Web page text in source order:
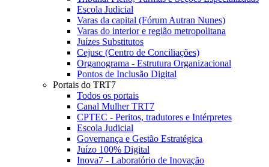
Escola Judicial
Varas da capital (Fórum Autran Nunes)
Varas do interior e região metropolitana
Juízes Substitutos
Cejusc (Centro de Conciliações)
Organograma - Estrutura Organizacional
Pontos de Inclusão Digital
Portais do TRT7
Todos os portais
Canal Mulher TRT7
CPTEC - Peritos, tradutores e Intérpretes
Escola Judicial
Governança e Gestão Estratégica
Juízo 100% Digital
Inova7 - Laboratório de Inovação